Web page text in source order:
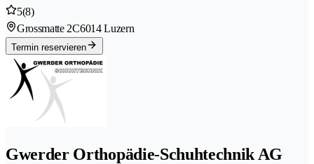
5(8)
Grossmatte 2C6014 Luzern
Termin reservieren
Gwerder Orthopädie-Schuhtechnik AG